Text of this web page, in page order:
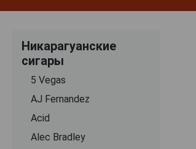
Никарагуанские
сигары
5 Vegas
AJ Fernandez
Acid
Alec Bradley